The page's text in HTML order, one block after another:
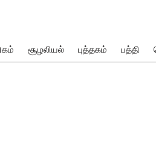
சூழலியல் புத்தகம் பத்தி